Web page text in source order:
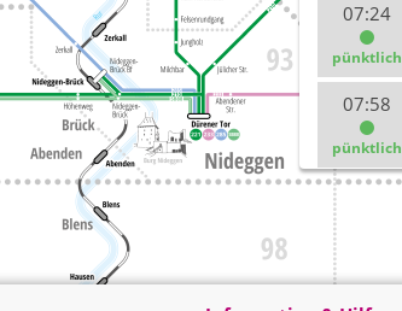
07:24
pünktlich
07:58
pünktlich
pünktlich